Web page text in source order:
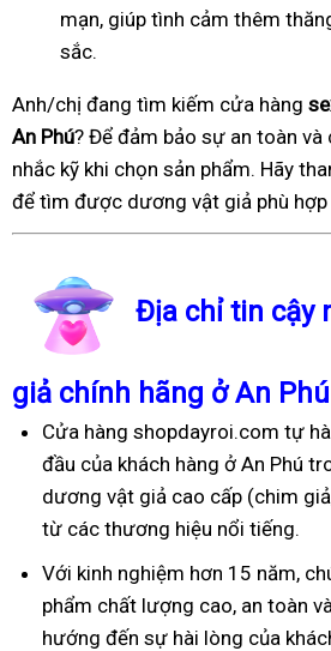
mạn, giúp tình cảm thêm
sắc.
Anh/chị đang tìm kiếm cửa hàng
An Phú? Để đảm bảo sự an toàn và
nhắc kỹ khi chọn sản phẩm. Hãy
để tìm được dương vật giả phù hợp
Địa chỉ tin cậy
giả chính hãng ở An Phú
Cửa hàng shopdayroi.com tự
đầu của khách hàng ở An Phú
dương vật giả cao cấp (chim
từ các thương hiệu nổi tiếng.
Với kinh nghiệm hơn 15 năm,
phẩm chất lượng cao, an toàn
hướng đến sự hài lòng của